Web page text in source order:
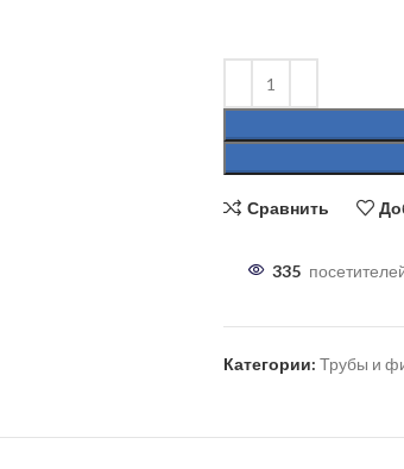
Сравнить
335
Категории: Трубы и